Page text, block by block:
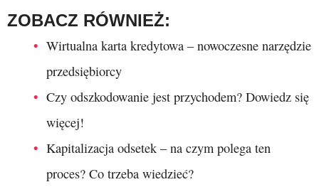
ZOBACZ RÓWNIEŻ:
Wirtualna karta kredytowa – nowoczesne narzędzie
przedsiębiorcy
Czy odszkodowanie jest przychodem? Dowiedz się
więcej!
Kapitalizacja odsetek – na czym polega ten
proces? Co trzeba wiedzieć?